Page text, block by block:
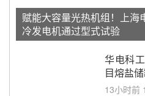
赋能大容量光热机组！上海
冷发电机通过型式试验
华电科
目熔盐
13小时前